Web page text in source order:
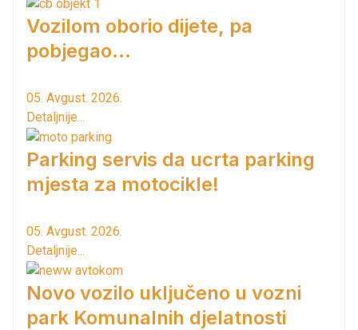
Vozilom oborio dijete, pa
pobjegao...
05. Avgust. 2026.
Detaljnije...
Parking servis da ucrta parking
mjesta za motocikle!
05. Avgust. 2026.
Detaljnije...
Novo vozilo uključeno u vozni
park Komunalnih djelatnosti